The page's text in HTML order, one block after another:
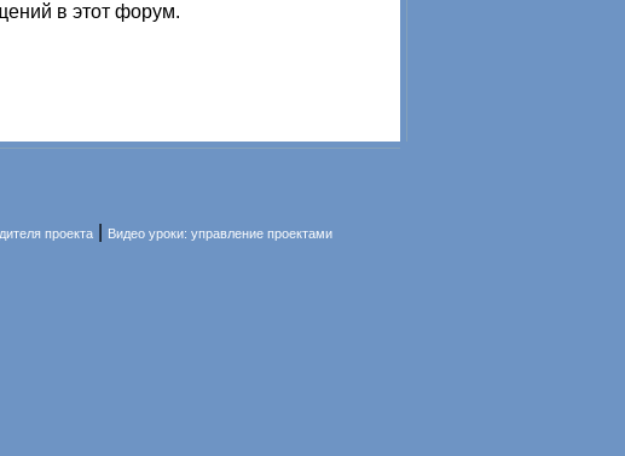
в этот форум.
проекта Видео уроки: управление проектами